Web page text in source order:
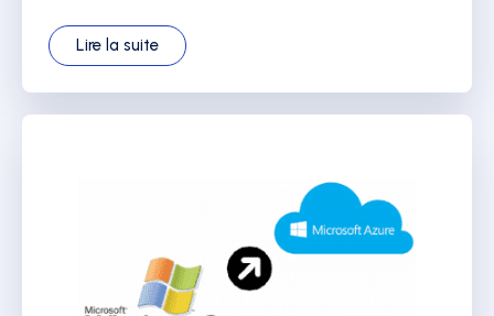
Lire la suite